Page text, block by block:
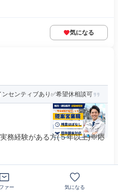
気になる
センティブあり✅希望休相談可
務経験がある方(５年以上)※応
気になる
ァー 気になる